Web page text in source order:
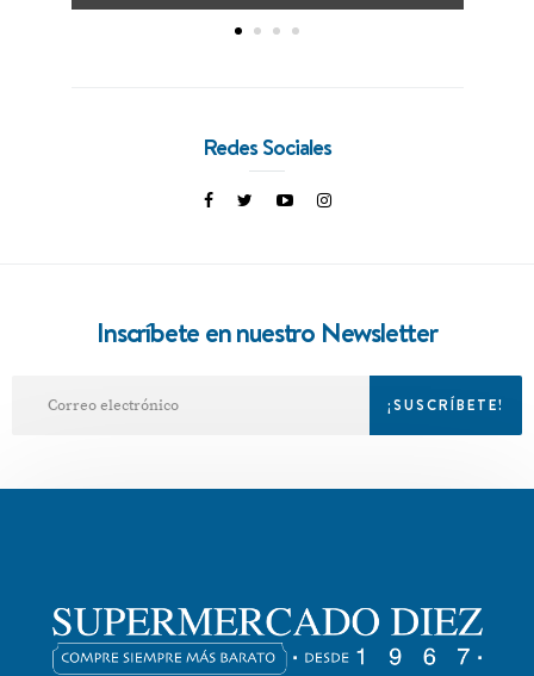
Redes Sociales
Inscríbete en nuestro Newsletter